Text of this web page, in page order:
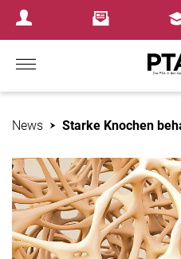
Login MenuNewsletter
News Starke Knochen